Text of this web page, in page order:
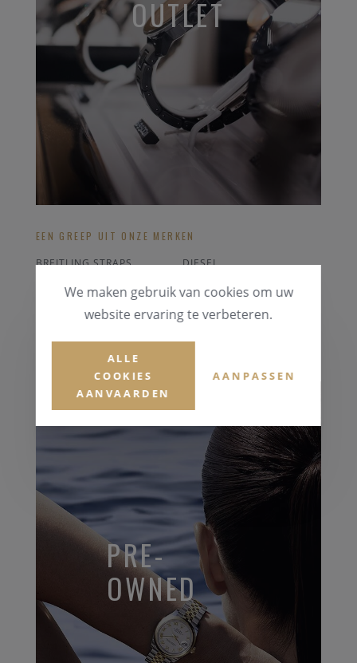
OUTLET
EEN GREEP UIT ONZE MERKEN
BREITLING STRAPS
DIESEL
PONTIAC
ALLE OUTLET
PRE-
OWNED
We maken gebruik van cookies om uw
website ervaring te verbeteren.
ALLE
COOKIES
AANVAARDEN
AANPASSEN